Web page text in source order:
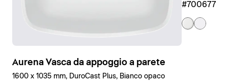
Aurena Vasca da appoggio a parete
1600 x 1035 mm, DuroCast Plus, Bianco opaco